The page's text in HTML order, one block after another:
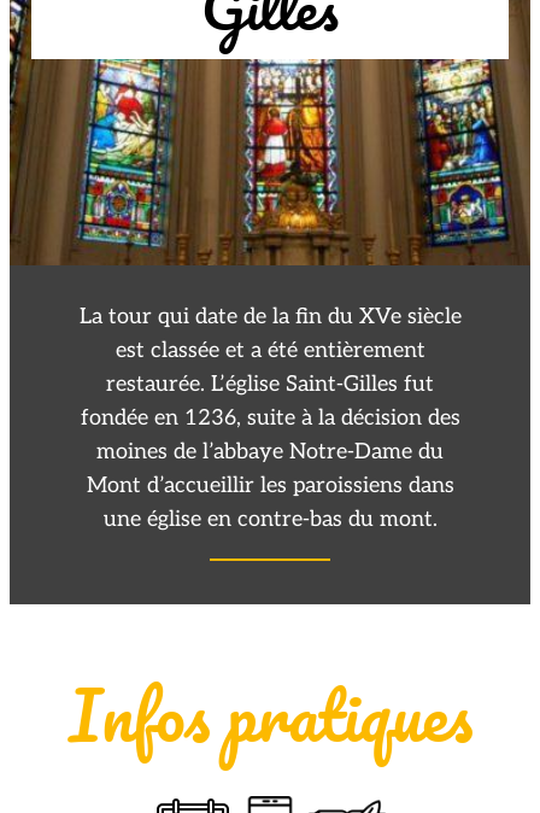
La tour qui date de la fin du XVe siècle
est classée et a été entièrement
restaurée. L’église Saint-Gilles fut
fondée en 1236, suite à la décision des
moines de l’abbaye Notre-Dame du
Mont d’accueillir les paroissiens dans
une église en contre-bas du mont.
Infos pratiques